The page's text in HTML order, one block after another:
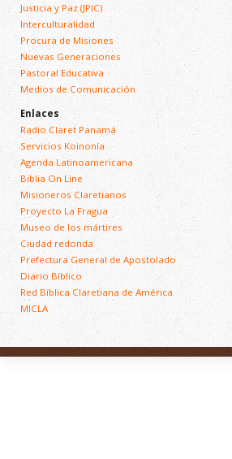
Justicia y Paz (JPIC)
Interculturalidad
Procura de Misiones
Nuevas Generaciones
Pastoral Educativa
Medios de Comunicación
Enlaces
Radio Claret Panamá
Servicios Koinonía
Agenda Latinoamericana
Biblia On Line
Misioneros Claretianos
Proyecto La Fragua
Museo de los mártires
Ciudad redonda
Prefectura General de Apostolado
Diario Bíblico
Red Bíblica Claretiana de América
MICLA